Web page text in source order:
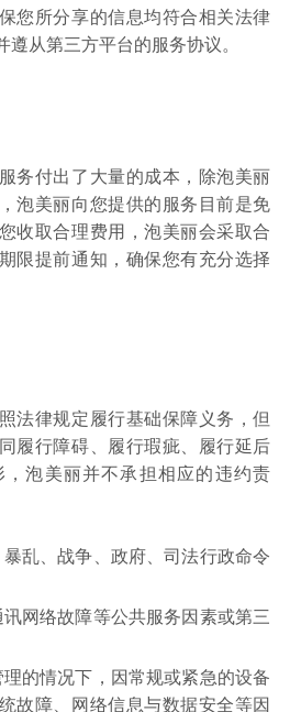
您所分享的信息均符合相关法律
从第三方平台的服务协议。
务付出了大量的成本，除泡美丽
泡美丽向您提供的服务目前是免
收取合理费用，泡美丽会采取合
限提前通知，确保您有充分选择
法律规定履行基础保障义务，但
履行障碍、履行瑕疵、履行延后
泡美丽并不承担相应的违约责
乱、战争、政府、司法行政命令
网络故障等公共服务因素或第三
的情况下，因常规或紧急的设备
故障、网络信息与数据安全等因